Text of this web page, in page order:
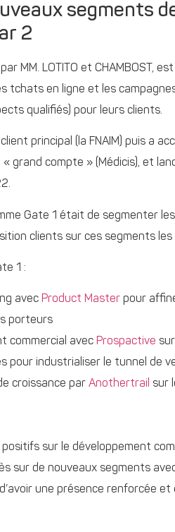
segments
2
MM. LOTITO et CHAMBOST,
tchats en ligne et les
qualifiés) pour leurs clients.
principal (la FNAIM) puis a
grand compte » (Médicis), et
Gate 1 était de segmenter
clients sur ces segments
1 :
avec Product Master pour
porteurs
commercial avec Prospactive
pour industrialiser le tunnel de
croissance par Anothertrail sur
sur le développement
sur de nouveaux segments
une présence renforcée